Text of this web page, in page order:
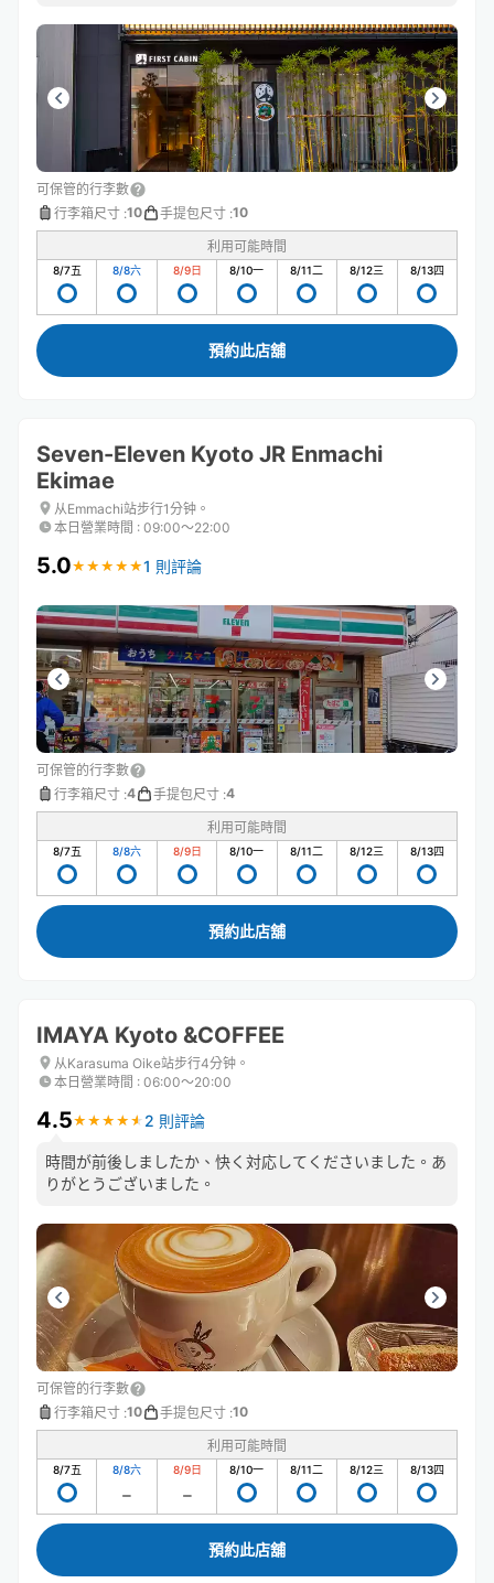
可保管的行李數
行李箱尺寸 :10 手提包尺寸 :10
利用可能時間
8/7五 8/8六 8/9日 8/10一 8/11二 8/12三 8/13四
預約此店舖
Seven-Eleven Kyoto JR Enmachi
Ekimae
从Emmachi站步行1分钟。
本日營業時間 : 09:00〜22:00
5.0★ ★ ★ ★ ★
★ ★ ★ ★ ★1 則評論
可保管的行李數
行李箱尺寸 :4 手提包尺寸 :4
利用可能時間
8/7五 8/8六 8/9日 8/10一 8/11二 8/12三 8/13四
預約此店舖
IMAYA Kyoto &COFFEE
从Karasuma Oike站步行4分钟。
本日營業時間 : 06:00〜20:00
4.5★ ★ ★ ★ ★
★ ★ ★ ★ ★ 2 則評論
時間が前後しましたか、快く対応してくださいました。あ
りがとうございました。
可保管的行李數
行李箱尺寸 :10 手提包尺寸 :10
利用可能時間
8/7五 8/8六 8/9日 8/10一 8/11二 8/12三 8/13四
預約此店舖